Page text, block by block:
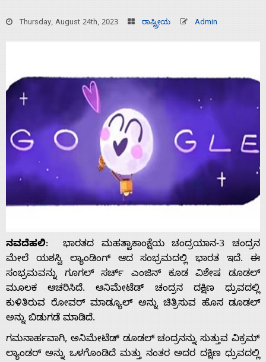
Thursday, August 24th, 2023 ರಾಷ್ಟ್ರೀಯ Admin
ನವದೆಹಲಿ: ಭಾರತದ ಮಹತ್ವಾಕಾಂಕ್ಷೆಯ ಚಂದ್ರಯಾನ-3 ಚಂದ್ರನ
ಮೇಲೆ ಯಶಸ್ವಿ ಲ್ಯಾಂಡಿಂಗ್ ಆದ ಸಂಭ್ರಮದಲ್ಲಿ ಭಾರತ ಇದೆ. ಈ
ಸಂಭ್ರಮವನ್ನು ಗೂಗಲ್‌ ಸರ್ಚ್ ಎಂಜಿನ್‌ ಕೂಡ ವಿಶೇಷ ಡೂಡಲ್‌
ಮೂಲಕ ಆಚರಿಸಿದೆ. ಆನಿಮೇಟೆಡ್ ಚಂದ್ರನ ದಕ್ಷಿಣ ಧ್ರುವದಲ್ಲಿ
ಕುಳಿತಿರುವ ರೋವರ್ ಮಾಡ್ಯೂಲ್ ಅನ್ನು ಚಿತ್ರಿಸುವ ಹೊಸ ಡೂಡಲ್
ಅನ್ನು ಬಿಡುಗಡೆ ಮಾಡಿದೆ.
ಗಮನಾರ್ಹವಾಗಿ, ಅನಿಮೇಟೆಡ್ ಡೂಡಲ್ ಚಂದ್ರನನ್ನು ಸುತ್ತುವ ವಿಕ್ರಮ್
ಲ್ಯಾಂಡರ್ ಅನ್ನು ಒಳಗೊಂಡಿದೆ ಮತ್ತು ನಂತರ ಅದರ ದಕ್ಷಿಣ ಧ್ರುವದಲ್ಲಿ